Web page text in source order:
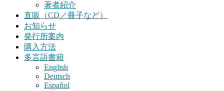
著者紹介
直販（CD／冊子など）
お知らせ
発行所案内
購入方法
多言語書籍
English
Deutsch
Español